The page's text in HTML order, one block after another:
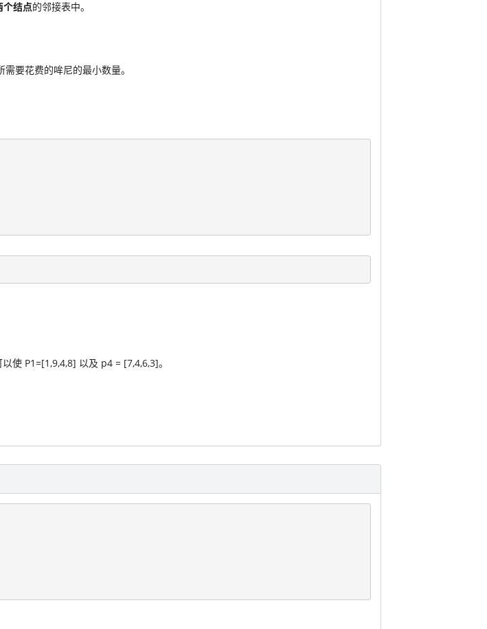
个结点的邻接表中。
要花费的哞尼的最小数量。
使 P1=[1,9,4,8] 以及 p4 = [7,4,6,3]。